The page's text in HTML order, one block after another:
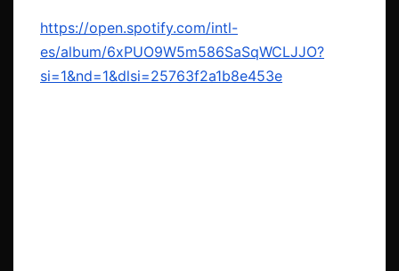
https://open.spotify.com/intl-
es/album/6xPUO9W5m586SaSqWCLJJO?
si=1&nd=1&dlsi=25763f2a1b8e453e